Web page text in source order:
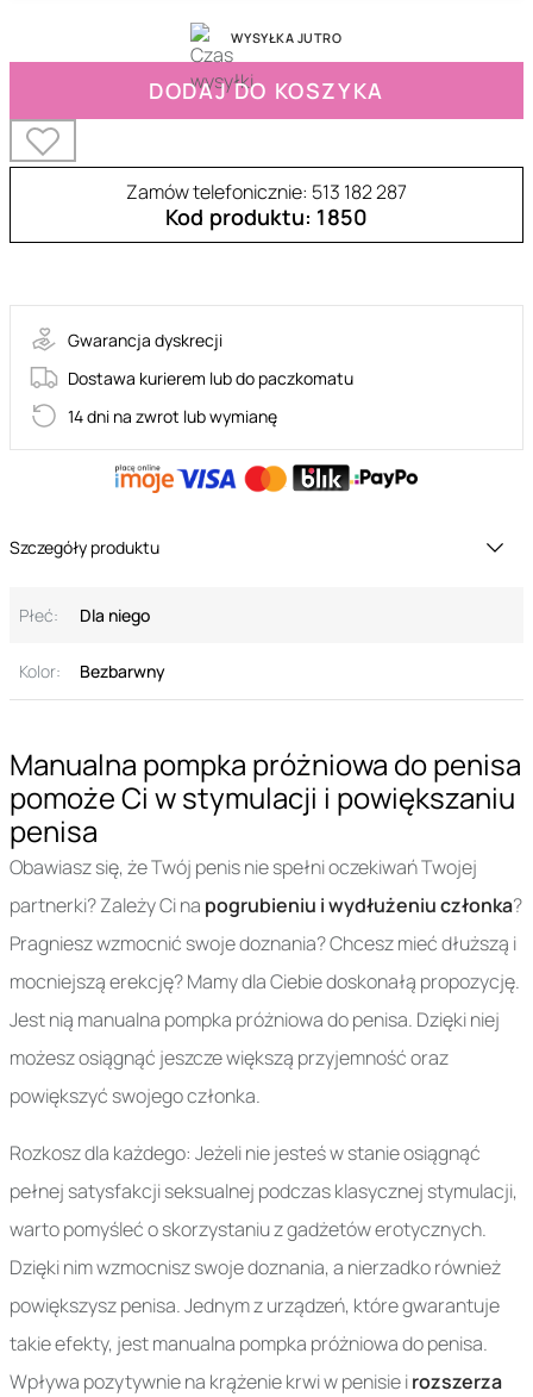
Manualna pompka próżniowa do penisa
pomoże Ci w stymulacji i powiększaniu
penisa
Obawiasz się, że Twój penis nie spełni oczekiwań Twojej
partnerki? Zależy Ci na pogrubieniu i wydłużeniu członka?
Pragniesz wzmocnić swoje doznania? Chcesz mieć dłuższą i
mocniejszą erekcję? Mamy dla Ciebie doskonałą propozycję.
Jest nią manualna pompka próżniowa do penisa. Dzięki niej
możesz osiągnąć jeszcze większą przyjemność oraz
powiększyć swojego członka.
Rozkosz dla każdego: Jeżeli nie jesteś w stanie osiągnąć
pełnej satysfakcji seksualnej podczas klasycznej stymulacji,
warto pomyśleć o skorzystaniu z gadżetów erotycznych.
Dzięki nim wzmocnisz swoje doznania, a nierzadko również
powiększysz penisa. Jednym z urządzeń, które gwarantuje
takie efekty, jest manualna pompka próżniowa do penisa.
Wpływa pozytywnie na krążenie krwi w penisie irozszerza
WYSYŁKA JUTRO
DODAJ DO KOSZYKA
Zamów telefonicznie: 513 182 287
Kod produktu: 1850
Gwarancja dyskrecji
Dostawa kurierem lub do paczkomatu
14 dni na zwrot lub wymianę
Szczegóły produktu
Płeć: Dla niego
Kolor: Bezbarwny